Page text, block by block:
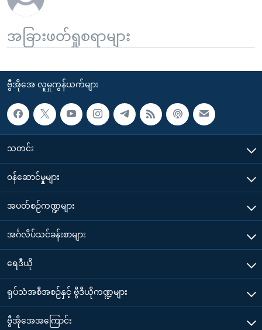
အခြားဖတ်ရှုစရာများ
ဗွီအိုအေ လူမှုကွန်ယက်များ
သတင်း
၀န်ဆောင်မှုများ
အပတ်စဉ်ကဏ္ဍများ
အင်္ဂလိပ်သင်ခန်းစာများ
ရေဒီယို
ရုပ်သံအစီအစဉ်နှင့် ဗွီဒီယိုကဏ္ဍများ
ဗွီအိုအေအကြောင်း